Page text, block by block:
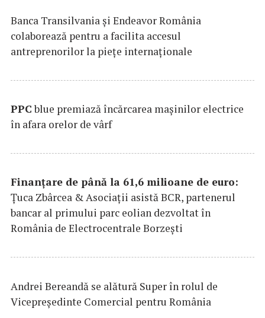
Banca Transilvania şi Endeavor România
colaborează pentru a facilita accesul
antreprenorilor la pieţe internaţionale
PPCblue premiază încărcarea maşinilor electrice
în afara orelor de vârf
Finanțare de până la 61,6 milioane de euro:
Țuca Zbârcea & Asociații asistă BCR, partenerul
bancar al primului parc eolian dezvoltat în
România de Electrocentrale Borzești
Andrei Bereandă se alătură Super în rolul de
Vicepreședinte Comercial pentru România